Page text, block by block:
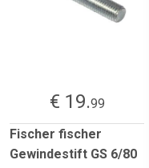
€ 19.99
Fischer fischer
Gewindestift GS 6/80